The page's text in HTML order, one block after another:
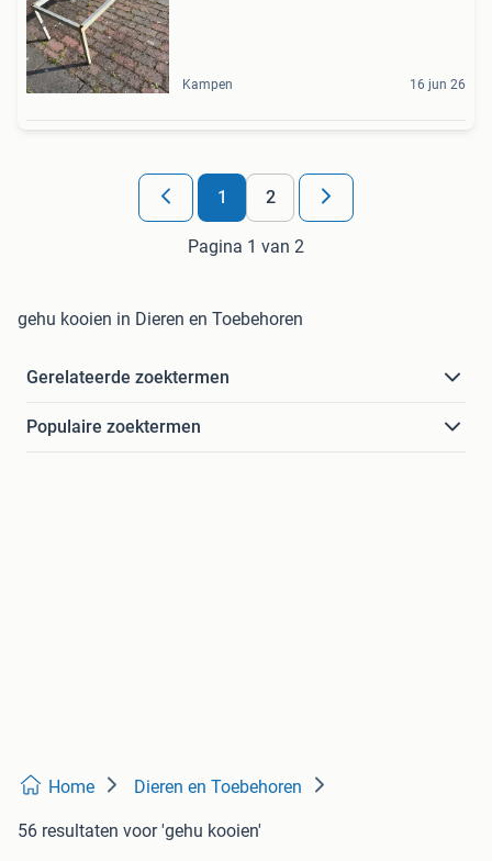
Kampen 16 jun 26
1 2
Pagina 1 van 2
gehu kooien in Dieren en Toebehoren
Gerelateerde zoektermen
Populaire zoektermen
Home Dieren en Toebehoren
56 resultaten voor 'gehu kooien'